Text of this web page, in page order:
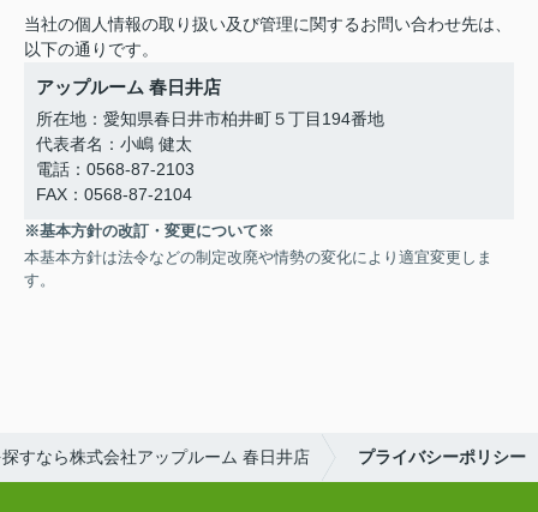
当社の個人情報の取り扱い及び管理に関するお問い合わせ先は、
以下の通りです。
アップルーム 春日井店
所在地：愛知県春日井市柏井町５丁目194番地
代表者名：小嶋 健太
電話：0568-87-2103
FAX：0568-87-2104
※基本方針の改訂・変更について※
本基本方針は法令などの制定改廃や情勢の変化により適宜変更しま
す。
すなら株式会社アップルーム 春日井店 プライバシーポリシー